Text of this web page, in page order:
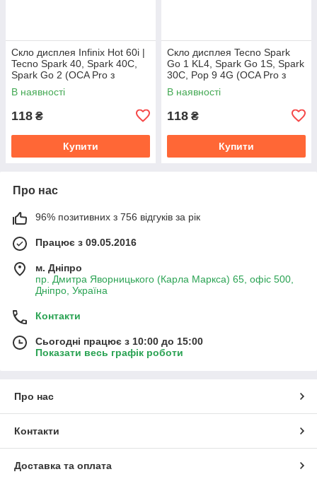
Скло дисплея Infinix Hot 60i |
Tecno Spark 40, Spark 40C,
Spark Go 2 (OCA Pro з
плівкою)
В наявності
118 ₴
Купити
Скло дисплея Tecno Spark
Go 1 KL4, Spark Go 1S, Spark
30C, Pop 9 4G (OCA Pro з
плівкою)
В наявності
118 ₴
Купити
Про нас
96% позитивних з 756 відгуків за рік
Працює з 09.05.2016
м. Дніпро
пр. Дмитра Яворницького (Карла Маркса) 65, офіс 500,
Дніпро, Україна
Контакти
Сьогодні працює з 10:00 до 15:00
Показати весь графік роботи
Про нас
Контакти
Доставка та оплата